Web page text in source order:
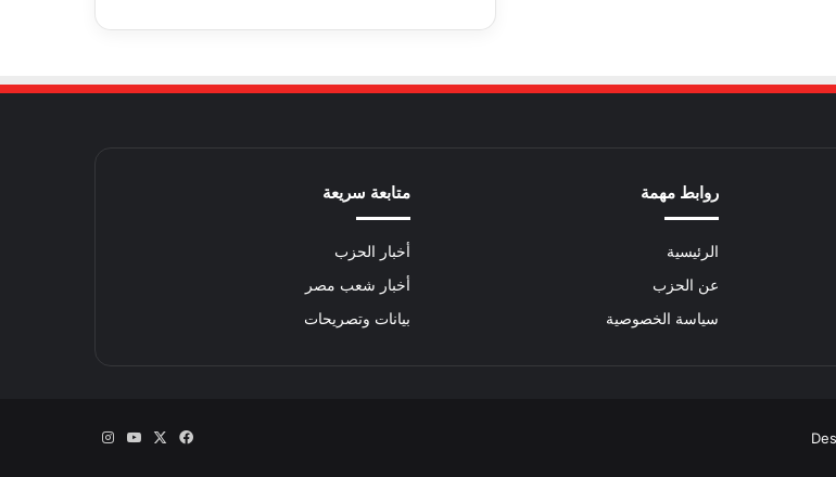
روابط مهمة
الرئيسية
عن الحزب
سياسة الخصوصية
متابعة سريعة
أخبار الحزب
أخبار شعب مصر
بيانات وتصريحات
فيسبوك ‫YouTubeانستقرام